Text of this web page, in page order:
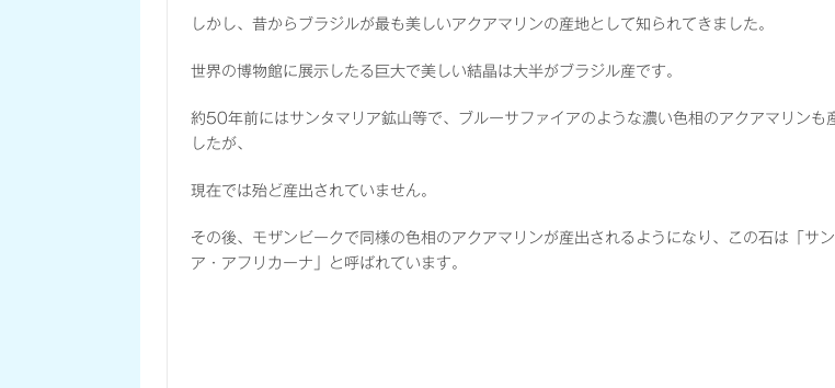
しかし、昔からブラジルが最も美しいアクアマリンの産地として知られてきました。
世界の博物館に展示したる巨大で美しい結晶は大半がブラジル産です。
約50年前にはサンタマリア鉱山等で、ブルーサファイアのような濃い色相のアクアマリンも
したが、
現在では殆ど産出されていません。
その後、モザンビークで同様の色相のアクアマリンが産出されるようになり、この石は「サ
ア・アフリカーナ」と呼ばれています。